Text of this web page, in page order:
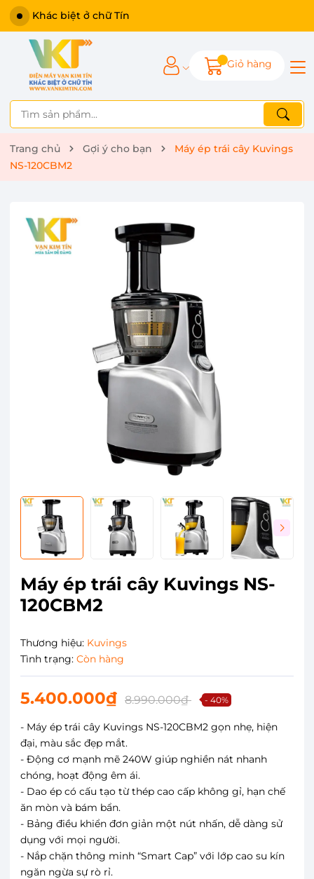
Giỏ hàng
Trang chủ Gợi ý cho bạn
Máy ép trái cây Kuvings
NS-120CBM2
Máy ép trái cây Kuvings NS-
120CBM2
Thương hiệu: Kuvings
Tình trạng: Còn hàng
5.400.000₫ 8.990.000₫ - 40%
- Máy ép trái cây Kuvings NS-120CBM2 gọn nhẹ, hiện
đại, màu sắc đẹp mắt.
- Động cơ mạnh mẽ 240W giúp nghiền nát nhanh
chóng, hoạt động êm ái.
- Dao ép có cấu tạo từ thép cao cấp không gỉ, hạn chế
ăn mòn và bám bẩn.
- Bảng điều khiển đơn giản một nút nhấn, dễ dàng sử
dụng với mọi người.
- Nắp chặn thông minh “Smart Cap” với lớp cao su kín
ngăn ngừa sự rò rỉ.